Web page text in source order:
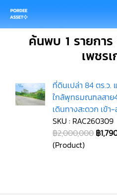
ค้นพบ 1 รายการ
เพชร
ที่ดินเปล่า 84 ตร.ว.
ใกล้พุทธมณฑลสาย
เดินทางสะดวก เข้า
SKU : RAC260309
฿2,000,000 ฿
(Product)